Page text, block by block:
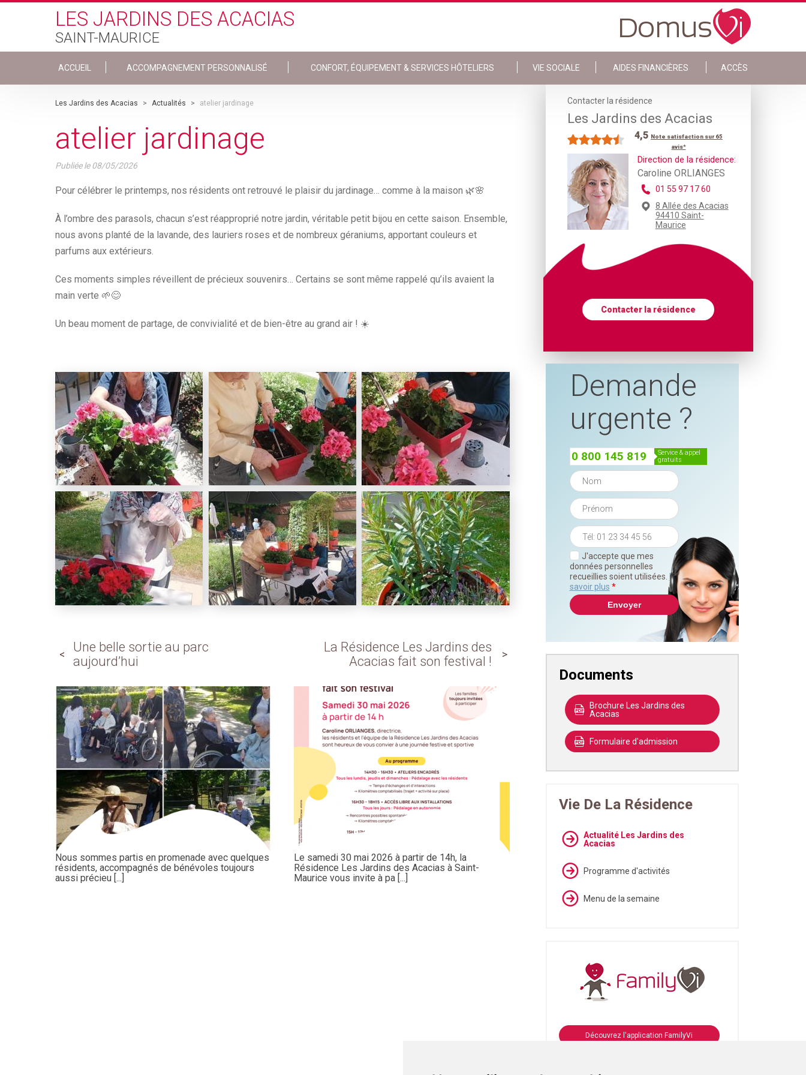
Skip to main content
LES JARDINS DES ACACIAS
SAINT-MAURICE
ACCUEIL ACCOMPAGNEMENT PERSONNALISÉ CONFORT, ÉQUIPEMENT & SERVICES HÔTELIERS VIE SOCIALE AIDES FINANCIÈRES ACCÈS
Les Jardins des Acacias > Actualités > atelier jardinage
atelier jardinage
Publiée le08/05/2026
Pour célébrer le printemps, nos résidents ont retrouvé le plaisir du jardinage… comme à la maison 🌿🌸
À l’ombre des parasols, chacun s’est réapproprié notre jardin, véritable petit bijou en cette saison. Ensemble,
nous avons planté de la lavande, des lauriers roses et de nombreux géraniums, apportant couleurs et
parfums aux extérieurs.
Ces moments simples réveillent de précieux souvenirs… Certains se sont même rappelé qu’ils avaient la
main verte 🌱😊
Un beau moment de partage, de convivialité et de bien-être au grand air ! ☀️
Une belle sortie au parc
aujourd’hui
Nous sommes partis en promenade avec quelques
résidents, accompagnés de bénévoles toujours
aussi précieu [...]
La Résidence Les Jardins des
Acacias fait son festival !
Le samedi 30 mai 2026 à partir de 14h, la
Résidence Les Jardins des Acacias à Saint-
Maurice vous invite à pa [...]
Contacter la résidence
Les Jardins des Acacias
4,5 Note satisfaction sur 65
avis*
Direction de la résidence:
Caroline ORLIANGES
01 55 97 17 60
8 Allée des Acacias
94410 Saint-
Maurice
Contacter la résidence
Demande
urgente ?
0 800 145 819
service & appel
gratuits
J'accepte que mes
données personnelles
recueillies soient utilisées. En
savoir plus *
Documents
Brochure Les Jardins des
Acacias
Formulaire d'admission
Vie De La Résidence
Actualité Les Jardins des
Acacias
Programme d'activités
Menu de la semaine
Découvrez l'application FamilyVi